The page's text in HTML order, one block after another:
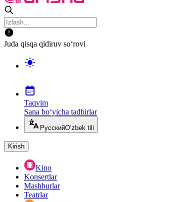
Juda qisqa qidiruv so‘rovi
Taqvim
Sana bo‘yicha tadbirlar
РусскийO‘zbek tili
Kirish
Kino
Konsertlar
Mashhurlar
Teatrlar